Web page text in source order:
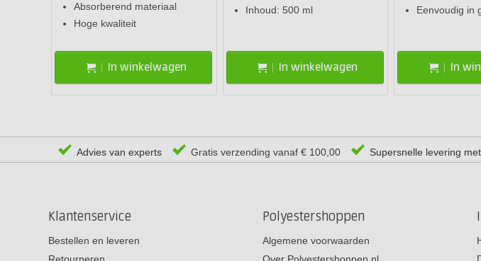
Absorberend materiaal
Hoge kwaliteit
In winkelwagen
Inhoud: 500 ml
In winkelwagen
Eenvoudig in
In
Advies van experts Gratis verzending vanaf € 100,00 Supersnelle levering
Klantenservice
Bestellen en leveren
Retourneren
Polyestershoppen
Algemene voorwaarden
Over Polyestershoppen.nl